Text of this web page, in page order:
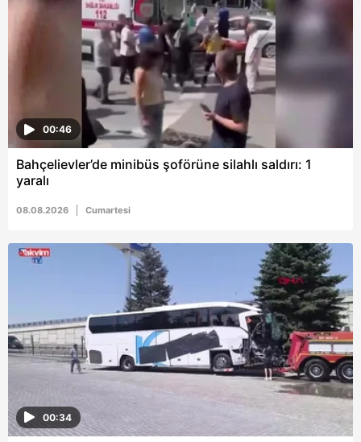
00:46
Bahçelievler’de minibüs şoförüne silahlı saldırı: 1
yaralı
08.08.2026 Cumartesi
00:34